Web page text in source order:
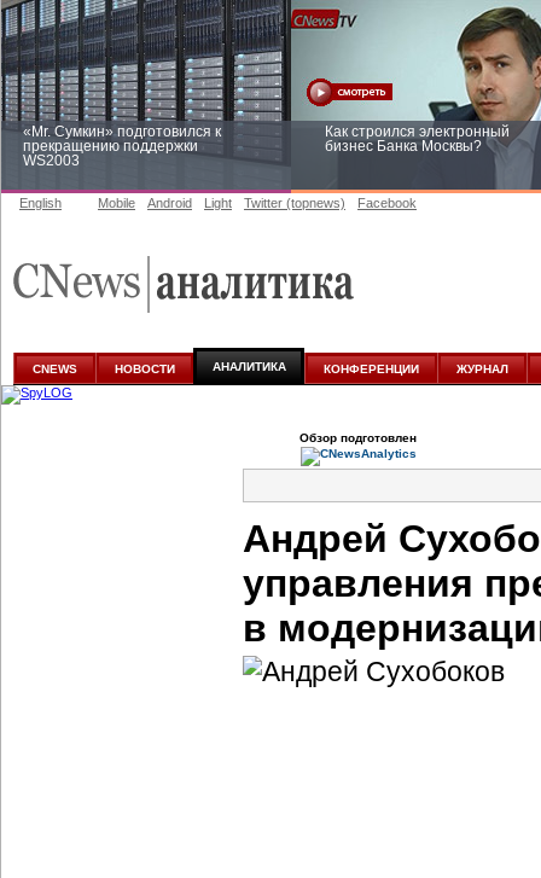
«Mr. Сумкин» подготовился к
прекращению поддержки
WS2003
Как строился электронный
бизнес Банка Москвы?
аналитике
English Mobile Android Light Twitter (topnews) Facebook
CNEWS НОВОСТИ АНАЛИТИКА КОНФЕРЕНЦИИ ЖУРНАЛ
Обзор подготовлен
Андрей
управления
в